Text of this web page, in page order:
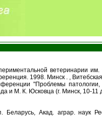
1998. Минск . ,
"Проблемы
и М. К. Юсковца (г. Минск, 10-11
Беларусь, Акад. аграр. наук